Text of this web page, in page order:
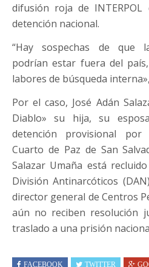
difusión roja de
detención nacional.
“Hay sospechas de que
podrían estar fuera del
labores de búsqueda
Por el caso, José Adán
Diablo» su hija, su
detención provisional por
Cuarto de Paz de San
Salazar Umaña está
División Antinarcóticos
director general de Centros
aún no reciben resolución
traslado a una prisión
FACEBOOK TWITTER